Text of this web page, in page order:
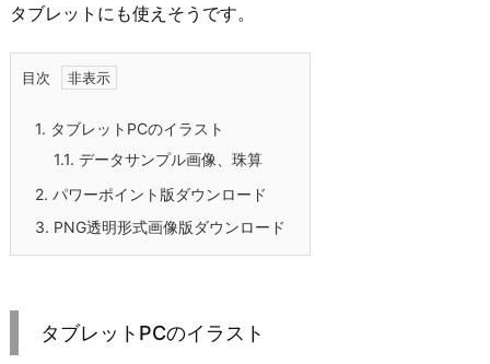
タブレットにも使えそうです。
目次
1. タブレットPCのイラスト
1.1. データサンプル画像、珠算
2. パワーポイント版ダウンロード
3. PNG透明形式画像版ダウンロード
タブレットPCのイラスト